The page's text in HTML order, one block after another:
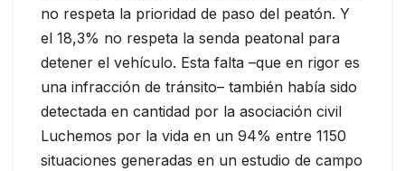
no respeta la prioridad de paso del peatón. Y
el 18,3% no respeta la senda peatonal para
detener el vehículo. Esta falta –que en rigor es
una infracción de tránsito– también había sido
detectada en cantidad por la asociación civil
Luchemos por la vida en un 94% entre 1150
situaciones generadas en un estudio de campo